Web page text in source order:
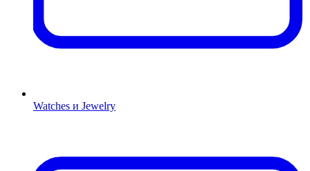
Watches и Jewelry